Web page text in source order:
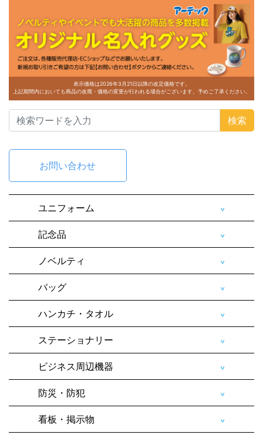
表示価格は2026年3月21日以降の改定価格です。
上記期間内においても商品の改廃・価格の変更が行われる場合がございます。予めご了承ください。
検索
お問い合わせ
ユニフォーム
記念品
ノベルティ
バッグ
ハンカチ・タオル
ステーショナリー
ビジネス周辺機器
防災・防犯
看板・掲示物